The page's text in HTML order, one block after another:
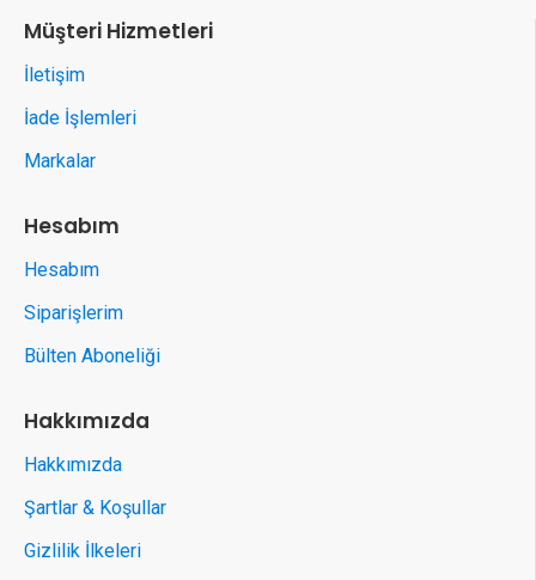
Müşteri Hizmetleri
İletişim
İade İşlemleri
Markalar
Hesabım
Hesabım
Siparişlerim
Bülten Aboneliği
Hakkımızda
Hakkımızda
Şartlar & Koşullar
Gizlilik İlkeleri